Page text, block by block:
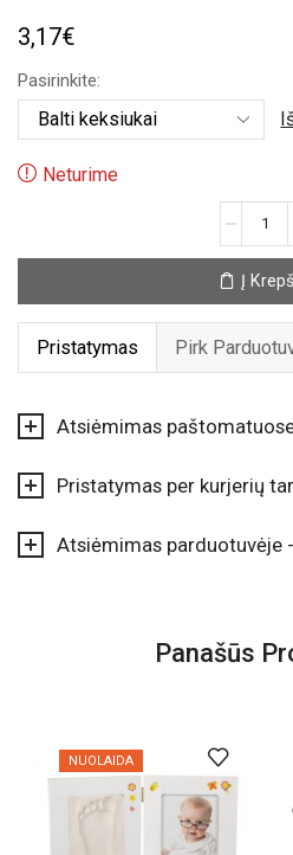
3,17€
Pasirinkite:
Neturime
produkto
Akiniai
Į
Pristatymas Pirk
Atsiėmimas
Pristatymas per kurjerių
Atsiėmimas parduotuvėje
Panašūs
NUOLAIDA